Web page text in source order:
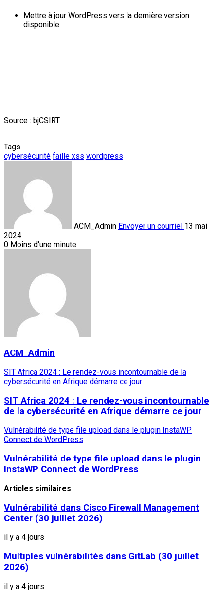
Mettre à jour WordPress vers la dernière version
disponible.
Source : bjCSIRT
Tags
cybersécurité faille xss wordpress
ACM_Admin Envoyer un courriel 13 mai
2024
0 Moins d'une minute
ACM_Admin
SIT Africa 2024 : Le rendez-vous incontournable de la
cybersécurité en Afrique démarre ce jour
SIT Africa 2024 : Le rendez-vous incontournable
de la cybersécurité en Afrique démarre ce jour
Vulnérabilité de type file upload dans le plugin InstaWP
Connect de WordPress
Vulnérabilité de type file upload dans le plugin
InstaWP Connect de WordPress
Articles similaires
Vulnérabilité dans Cisco Firewall Management
Center (30 juillet 2026)
il y a 4 jours
Multiples vulnérabilités dans GitLab (30 juillet
2026)
il y a 4 jours